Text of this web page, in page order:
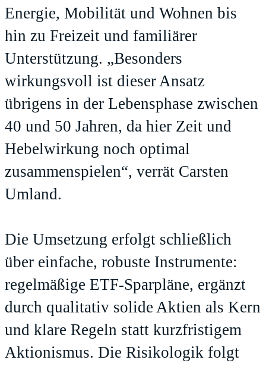
Energie, Mobilität und Wohnen bis
hin zu Freizeit und familiärer
Unterstützung. „Besonders
wirkungsvoll ist dieser Ansatz
übrigens in der Lebensphase zwischen
40 und 50 Jahren, da hier Zeit und
Hebelwirkung noch optimal
zusammenspielen“, verrät Carsten
Umland.
Die Umsetzung erfolgt schließlich
über einfache, robuste Instrumente:
regelmäßige ETF-Sparpläne, ergänzt
durch qualitativ solide Aktien als Kern
und klare Regeln statt kurzfristigem
Aktionismus. Die Risikologik folgt